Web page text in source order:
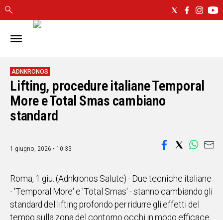
IN
CAGLIARI
SASSARI
NUORO
ORISTANO
SULCIS
OGLIASTRA
ALTRE
NOTIZIE
ADNKRONOS
Lifting, procedure italiane Temporal
More e Total Smas cambiano
standard
1 giugno, 2026 • 10:33
Roma, 1 giu. (Adnkronos Salute) - Due tecniche italiane
- 'Temporal More' e 'Total Smas' - stanno cambiando gli
standard del lifting profondo per ridurre gli effetti del
tempo sulla zona del contorno occhi in modo efficace